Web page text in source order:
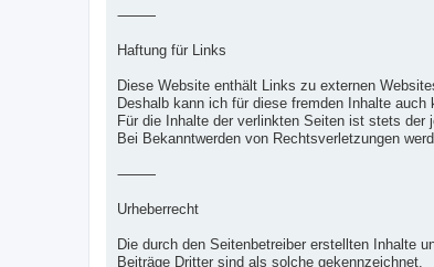
⸻
Haftung für Links
Diese Website enthält Links zu externen
Deshalb kann ich für diese fremden Inhalte auch
Für die Inhalte der verlinkten Seiten ist stets der
Bei Bekanntwerden von Rechtsverletzungen
⸻
Urheberrecht
Die durch den Seitenbetreiber erstellten Inhalte
Beiträge Dritter sind als solche gekennzeichnet.